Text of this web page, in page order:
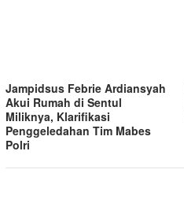
Jampidsus Febrie Ardiansyah
Akui Rumah di Sentul
Miliknya, Klarifikasi
Penggeledahan Tim Mabes
Polri